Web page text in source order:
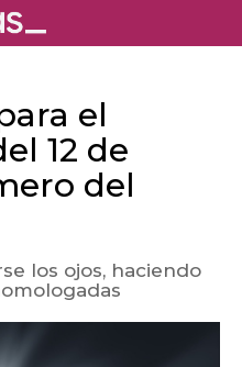
el
12 de
del
los ojos, haciendo